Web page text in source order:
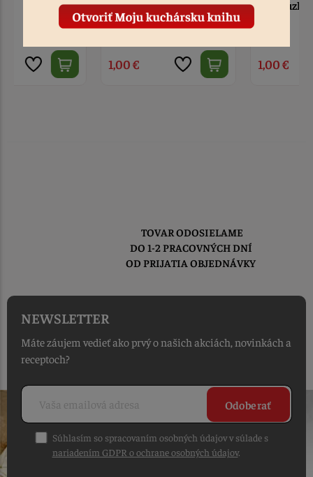
popisovanie
1,00 €
cípov úzka
1,00 €
TOVAR ODOSIELAME
DO 1-2 PRACOVNÝCH DNÍ
OD PRIJATIA OBJEDNÁVKY
NEWSLETTER
Máte záujem vedieť ako prvý o našich akciách, novinkách a
receptoch?
Odoberať
Súhlasím so spracovaním osobných údajov v súlade s
nariadením GDPR o ochrane osobných údajov.